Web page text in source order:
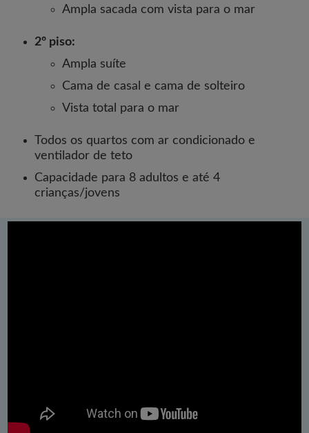
Ampla sacada com vista para o mar
2º piso:
Ampla suíte
Cama de casal e cama de solteiro
Vista total para o mar
Todos os quartos com ar condicionado e
ventilador de teto
Capacidade para 8 adultos e até 4
crianças/jovens